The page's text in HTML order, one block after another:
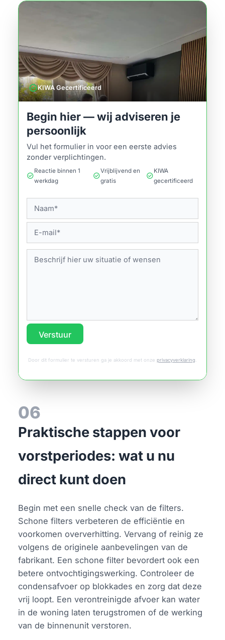
verifiedKIWA Gecertificeerd
Begin hier — wij adviseren je
persoonlijk
Vul het formulier in voor een eerste advies
zonder verplichtingen.
check_circle
Reactie binnen 1
werkdag
check_circle
Vrijblijvend en
gratis
check_circle
KIWA
gecertificeerd
Verstuur
Door dit formulier te versturen ga je akkoord met onze privacyverklaring
06
Praktische stappen voor
vorstperiodes: wat u nu
direct kunt doen
Begin met een snelle check van de filters.
Schone filters verbeteren de efficiëntie en
voorkomen oververhitting. Vervang of reinig ze
volgens de originele aanbevelingen van de
fabrikant. Een schone filter bevordert ook een
betere ontvochtigingswerking. Controleer de
condensafvoer op blokkades en zorg dat deze
vrij loopt. Een verontreinigde afvoer kan water
in de woning laten terugstromen of de werking
van de binnenunit verstoren.